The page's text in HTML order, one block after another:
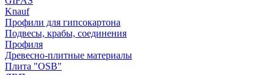
Knauf
Профили для гипсокартона
Подвесы, крабы, соединения
Профиля
Древесно-плитные материалы
Плита "OSB"